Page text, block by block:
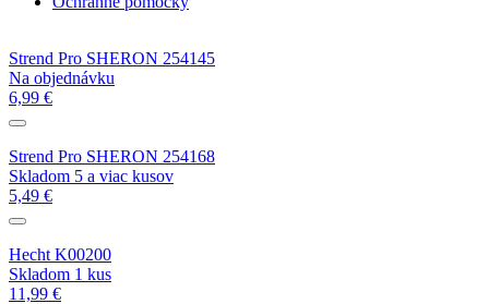
Strend Pro SHERON 254145
Na objednávku
6,99 €
Strend Pro SHERON 254168
Skladom 5 a viac kusov
5,49 €
Hecht K00200
Skladom 1 kus
11,99 €